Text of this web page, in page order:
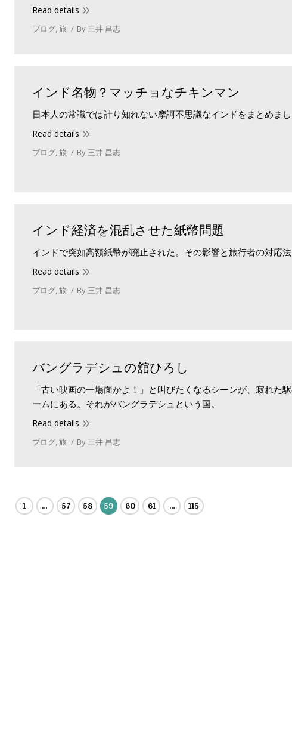
Read details
ブログ,旅 By 三井 昌志
インド名物？マッチョなチキンマン
日本人の常識では計り知れない摩訶不思議なインドをまとめま
Read details
ブログ,旅 By 三井 昌志
インド経済を混乱させた紙幣問題
インドで突如高額紙幣が廃止された。その影響と旅行者の対応
Read details
ブログ,旅 By 三井 昌志
バングラデシュの舘ひろし
「古い映画の一場面かよ！」と叫びたくなるシーンが、寂れた
ームにある。それがバングラデシュという国。
Read details
ブログ,旅 By 三井 昌志
1 … 57 58 59 60 61 … 115